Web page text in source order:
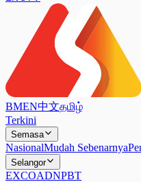
BMEN中文தமிழ்
Terkini
Semasa
NasionalMudah Sebenarnya
Selangor
EXCOADNPBT